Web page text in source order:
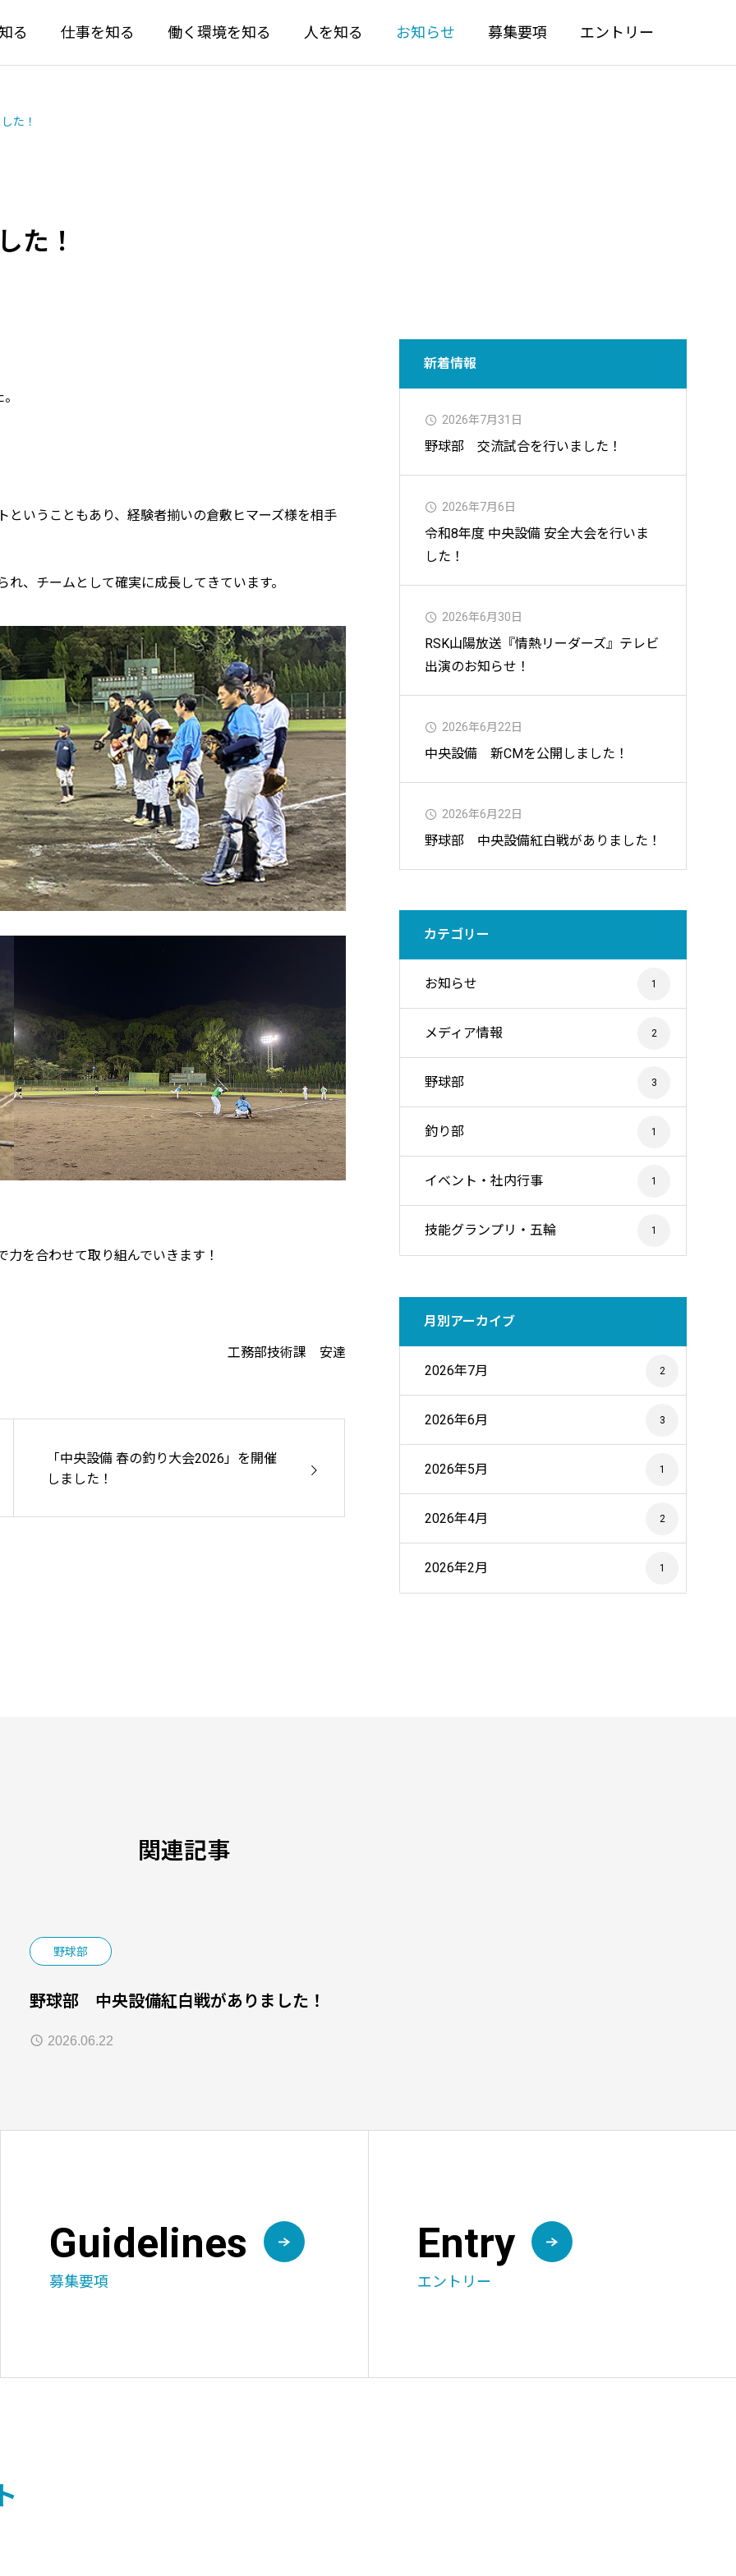
る 仕事を知る 働く環境を知る 人を知る お知らせ 募集要項 エントリー
る
た！
た！
いうこともあり、経験者揃いの倉敷ヒマーズ様を相手
、チームとして確実に成長してきています。
を合わせて取り組んでいきます！
工務部技術課 安達
「中央設備 春の釣り大会2026」を開催
しました！
新着情報
野球部 交流試合を行いました！
2026年7月31日
令和8年度 中央設備 安全大会を行いま
した！
2026年7月6日
RSK山陽放送『情熱リーダーズ』テレビ
出演のお知らせ！
2026年6月30日
中央設備 新CMを公開しました！
2026年6月22日
野球部 中央設備紅白戦がありました！
2026年6月22日
カテゴリー
お知らせ 1
メディア情報 2
野球部 3
釣り部 1
イベント・社内行事 1
技能グランプリ・五輪 1
月別アーカイブ
2026年7月 2
2026年6月 3
2026年5月 1
2026年4月 2
2026年2月 1
関連記事
野球部
野球部 中央設備紅白戦がありました！
2026.06.22
Guidelines
募集要項
Entry
エントリー